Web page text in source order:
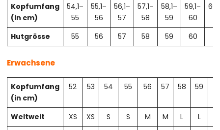
Kopfumfang
(in cm)
54,1–
55
55,1–
56
56,1–
57
57,1–
58
58,1–
59
59,1–
60
Hutgrösse
55 56 57 58 59 60
Erwachsene
Kopfumfang
(in cm)
52 53 54 55 56 57 58 59
Weltweit XS XS S S M M L L